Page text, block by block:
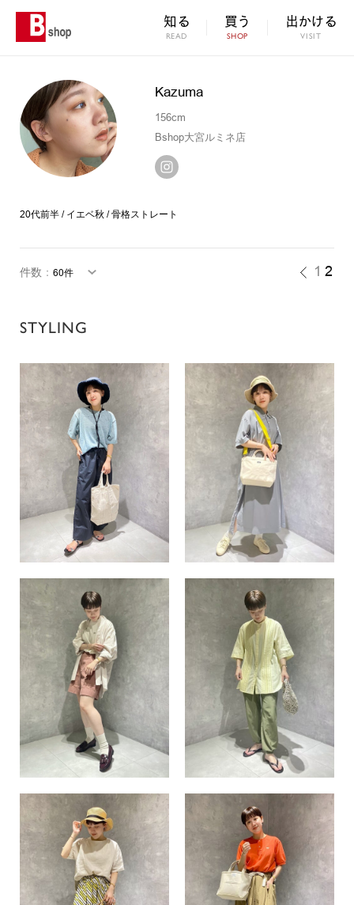
知る
READ
買う
SHOP
出かける
VISIT
Kazuma
156cm
Bshop大宮ルミネ店
20代前半 / イエベ秋 / 骨格ストレート
件数 ： 1 2
STYLING